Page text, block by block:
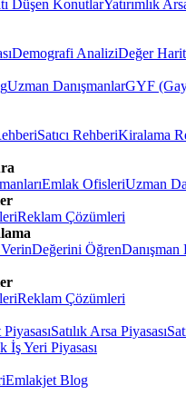
Düşen KonutlarYatırımlık
Demografi AnaliziDeğer
Uzman DanışmanlarGYF
Satıcı RehberiKiralama
Emlak OfisleriUzman
Reklam Çözümleri
Değerini ÖğrenDanışman
Reklam Çözümleri
Satılık Arsa Piyasası
İş Yeri Piyasası
Emlakjet Blog